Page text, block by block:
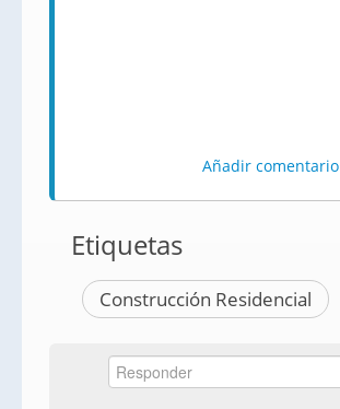
Añadir comentario
Etiquetas
Construcción Residencial